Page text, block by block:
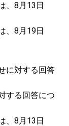
、8月13日
、8月19日
に対する回答
する回答につ
、8月13日